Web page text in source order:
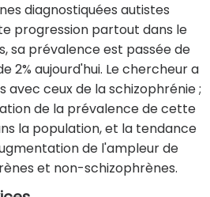
diagnostiquées autistes
progression partout dans le
sa prévalence est passée de
2% aujourd'hui. Le chercheur a
ceux de la schizophrénie ;
de la prévalence de cette
la population, et la tendance
de l'ampleur de
et non-schizophrènes.